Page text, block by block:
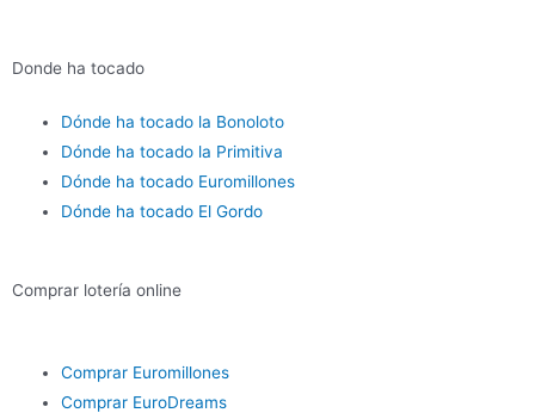
Donde ha tocado
Dónde ha tocado la Bonoloto
Dónde ha tocado la Primitiva
Dónde ha tocado Euromillones
Dónde ha tocado El Gordo
Comprar lotería online
Comprar Euromillones
Comprar EuroDreams